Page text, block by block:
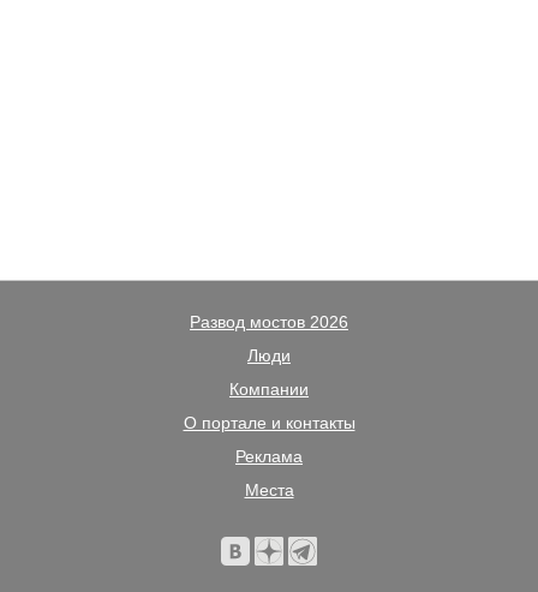
Развод мостов 2026
Люди
Компании
О портале и контакты
Реклама
Места